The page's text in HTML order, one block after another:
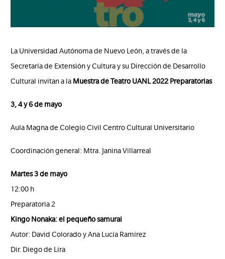
La Universidad Autónoma de Nuevo León, a través de la
Secretaría de Extensión y Cultura y su Dirección de Desarrollo
Cultural invitan a la Muestra de Teatro UANL 2022 Preparatorias
3, 4 y 6 de mayo
Aula Magna de Colegio Civil Centro Cultural Universitario
Coordinación general: Mtra. Janina Villarreal
Martes 3 de mayo
12:00 h
Preparatoria 2
Kingo Nonaka: el pequeño samurai
Autor: David Colorado y Ana Lucía Ramírez
Dir. Diego de Lira